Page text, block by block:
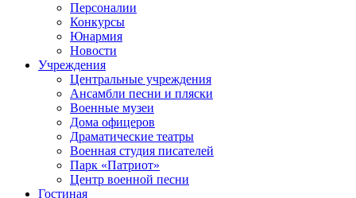
Персоналии
Конкурсы
Юнармия
Новости
Учреждения
Центральные учреждения
Ансамбли песни и пляски
Военные музеи
Дома офицеров
Драматические театры
Военная студия писателей
Парк «Патриот»
Центр военной песни
Гостиная